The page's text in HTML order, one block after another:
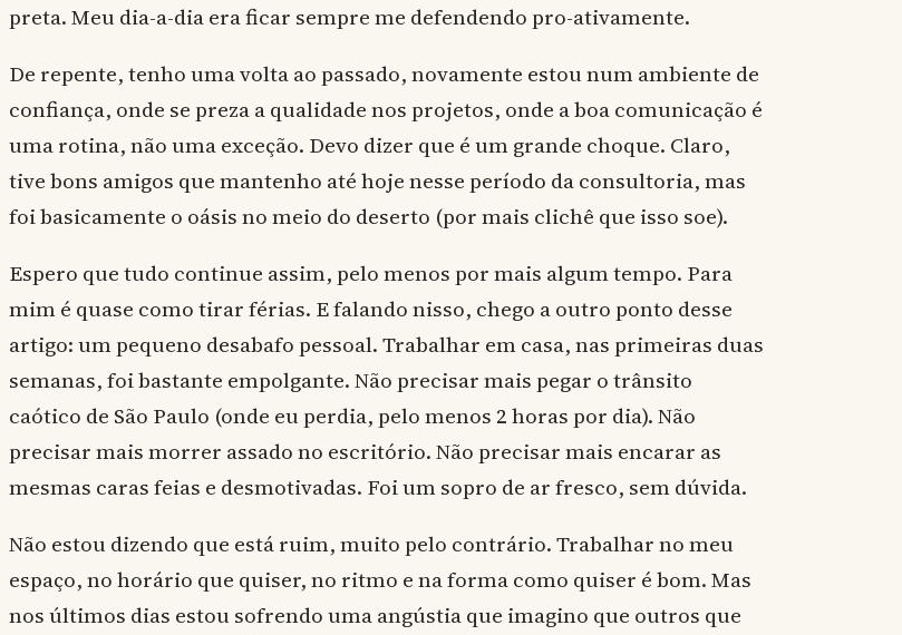
preta. Meu dia-a-dia era ficar sempre me defendendo pro-ativamente.
De repente, tenho uma volta ao passado, novamente estou num ambiente de
confiança, onde se preza a qualidade nos projetos, onde a boa comunicação é
uma rotina, não uma exceção. Devo dizer que é um grande choque. Claro,
tive bons amigos que mantenho até hoje nesse período da consultoria, mas
foi basicamente o oásis no meio do deserto (por mais clichê que isso soe).
Espero que tudo continue assim, pelo menos por mais algum tempo. Para
mim é quase como tirar férias. E falando nisso, chego a outro ponto desse
artigo: um pequeno desabafo pessoal. Trabalhar em casa, nas primeiras duas
semanas, foi bastante empolgante. Não precisar mais pegar o trânsito
caótico de São Paulo (onde eu perdia, pelo menos 2 horas por dia). Não
precisar mais morrer assado no escritório. Não precisar mais encarar as
mesmas caras feias e desmotivadas. Foi um sopro de ar fresco, sem dúvida.
Não estou dizendo que está ruim, muito pelo contrário. Trabalhar no meu
espaço, no horário que quiser, no ritmo e na forma como quiser é bom. Mas
nos últimos dias estou sofrendo uma angústia que imagino que outros que